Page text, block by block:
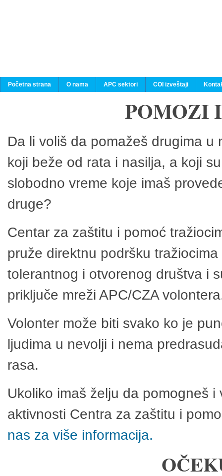
Početna strana O nama APC sektori COI izveštaji
POMOZI
Da li voliš da pomažeš drugima
koji beže od rata i nasilja, a koji
slobodno vreme koje imaš
druge?
Centar za zaštitu i pomoć
pruže direktnu podršku
tolerantnog i otvorenog društva i
priključe mreži APC/CZA
Volonter može biti svako ko je
ljudima u nevolji i nema
rasa.
Ukoliko imaš želju da pomogneš
aktivnosti Centra za zaštitu i
nas za više informacija.